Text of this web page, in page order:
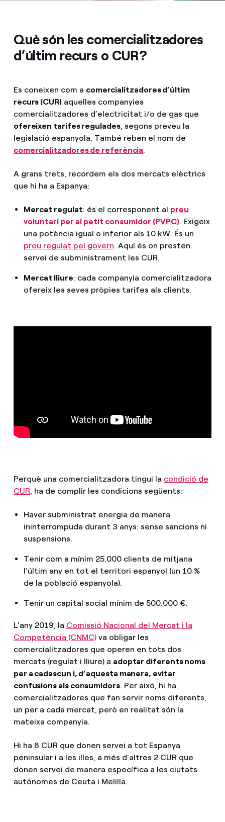
Què són les comercialitzadores
d’últim recurs o CUR?
Es coneixen com a comercialitzadores d’últim
recurs (CUR)aquelles companyies
comercialitzadores d’electricitat i/o de gas que
ofereixen tarifes regulades, segons preveu la
legislació espanyola. També reben el nom de
comercialitzadores de referència.
A grans trets, recordem els dos mercats elèctrics
que hi ha a Espanya:
Mercat regulat: és el corresponent al preu
voluntari per al petit consumidor (PVPC). Exigeix
una potència igual o inferior als 10 kW. És un
preu regulat pel govern. Aquí és on presten
servei de subministrament les CUR.
Mercat lliure: cada companyia comercialitzadora
ofereix les seves pròpies tarifes als clients.
Perquè una comercialitzadora tingui la condició de
CUR, ha de complir les condicions següents:
Haver subministrat energia de manera
ininterrompuda durant 3 anys: sense sancions ni
suspensions.
Tenir com a mínim 25.000 clients de mitjana
l’últim any en tot el territori espanyol (un 10 %
de la població espanyola).
Tenir un capital social mínim de 500.000 €.
L’any 2019, la Comissió Nacional del Mercat i la
Competència (CNMC)va obligar les
comercialitzadores que operen en tots dos
mercats (regulat i lliure) a adoptar diferents noms
per a cadascun i, d’aquesta manera, evitar
confusions als consumidors. Per això, hi ha
comercialitzadores que fan servir noms diferents,
un per a cada mercat, però en realitat són la
mateixa companyia.
Hi ha 8 CUR que donen servei a tot Espanya
peninsular i a les illes, a més d’altres 2 CUR que
donen servei de manera específica a les ciutats
autònomes de Ceuta i Melilla.